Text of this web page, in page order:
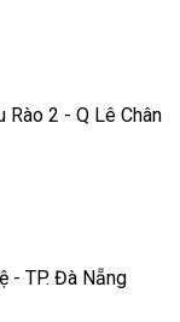
2 - Q Lê Chân
- TP. Đà Nẵng